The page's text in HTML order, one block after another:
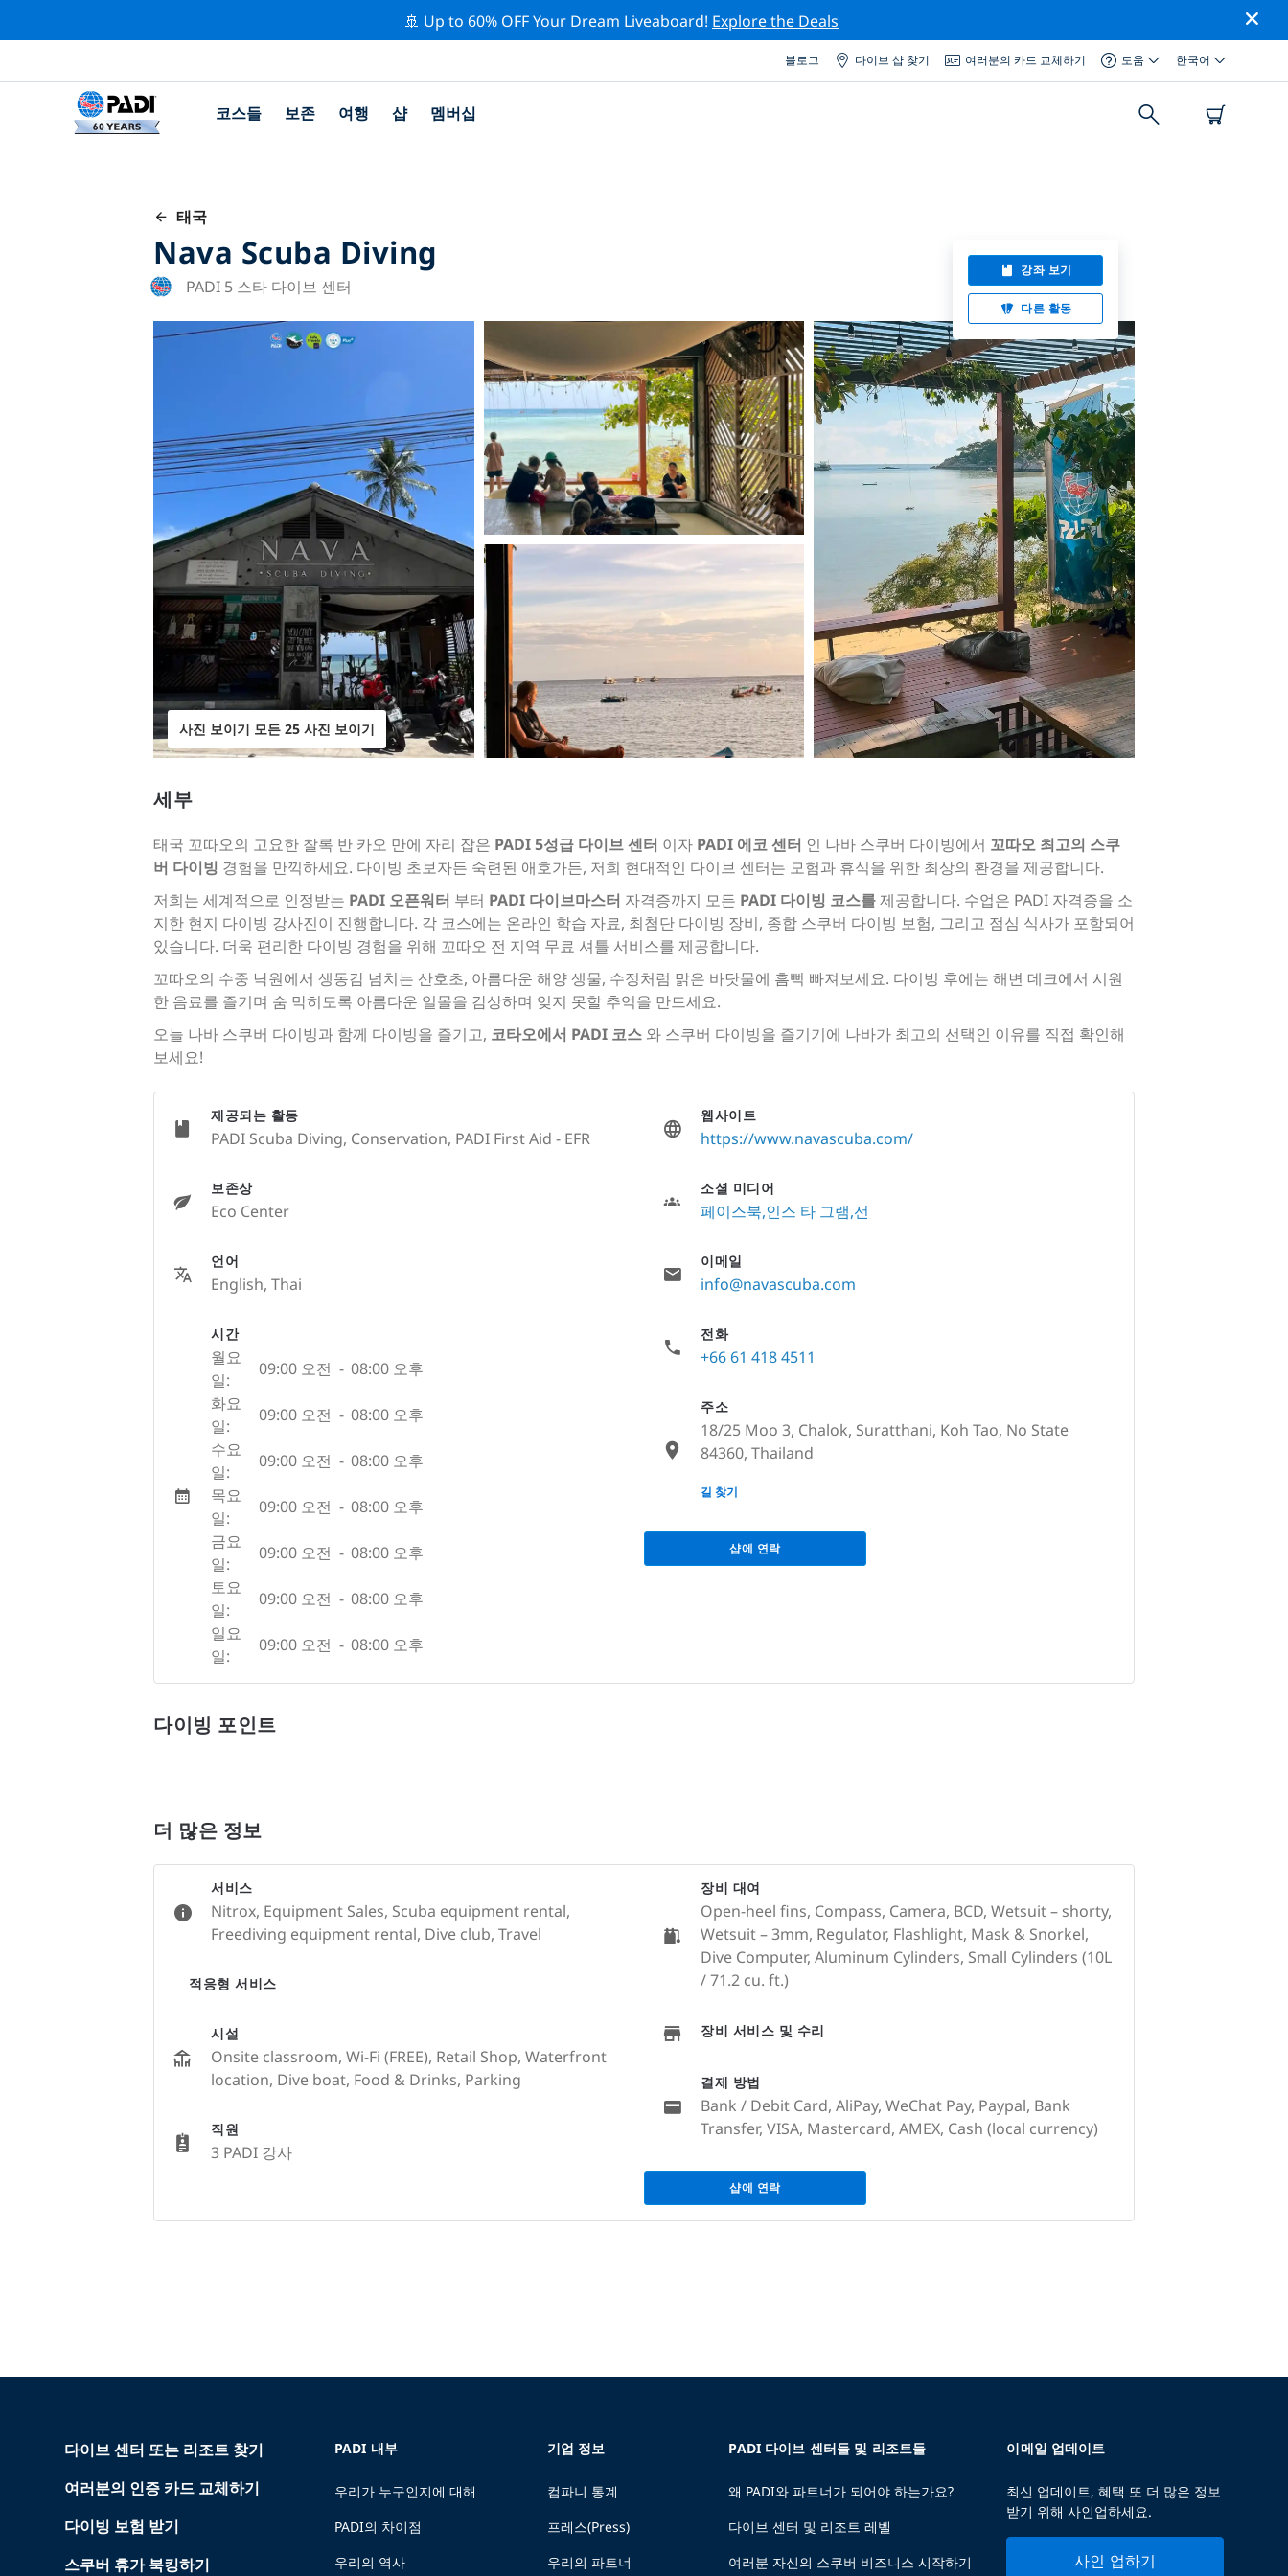
🚢 Up to 60% OFF Your Dream Liveaboard! Explore the Deals
블로그 다이브 샵 찾기 여러분의 카드 교체하기 도움 한국어
코스들 보존 여행 샵 멤버십
태국
Nava Scuba Diving
PADI 5 스타 다이브 센터
강좌 보기
다른 활동
사진 보이기 모든 25 사진 보이기
세부
태국 꼬따오의 고요한 찰록 반 카오 만에 자리 잡은 PADI 5성급 다이브 센터 이자 PADI 에코 센터 인 나바 스쿠버 다이빙에서 꼬따오 최고의 스쿠
버 다이빙 경험을 만끽하세요. 다이빙 초보자든 숙련된 애호가든, 저희 현대적인 다이브 센터는 모험과 휴식을 위한 최상의 환경을 제공합니다.
저희는 세계적으로 인정받는 PADI 오픈워터 부터 PADI 다이브마스터 자격증까지 모든 PADI 다이빙 코스를제공합니다. 수업은 PADI 자격증을 소
지한 현지 다이빙 강사진이 진행합니다. 각 코스에는 온라인 학습 자료, 최첨단 다이빙 장비, 종합 스쿠버 다이빙 보험, 그리고 점심 식사가 포함되어
있습니다. 더욱 편리한 다이빙 경험을 위해 꼬따오 전 지역 무료 셔틀 서비스를 제공합니다.
꼬따오의 수중 낙원에서 생동감 넘치는 산호초, 아름다운 해양 생물, 수정처럼 맑은 바닷물에 흠뻑 빠져보세요. 다이빙 후에는 해변 데크에서 시원
한 음료를 즐기며 숨 막히도록 아름다운 일몰을 감상하며 잊지 못할 추억을 만드세요.
오늘 나바 스쿠버 다이빙과 함께 다이빙을 즐기고, 코타오에서 PADI 코스 와 스쿠버 다이빙을 즐기기에 나바가 최고의 선택인 이유를 직접 확인해
보세요!
제공되는 활동
PADI Scuba Diving, Conservation, PADI First Aid - EFR
보존상
Eco Center
언어
English, Thai
시간
월요
일:
09:00 오전 - 08:00 오후
화요
일:
09:00 오전 - 08:00 오후
수요
일:
09:00 오전 - 08:00 오후
목요
일:
09:00 오전 - 08:00 오후
금요
일:
09:00 오전 - 08:00 오후
토요
일:
09:00 오전 - 08:00 오후
일요
일:
09:00 오전 - 08:00 오후
웹사이트
https://www.navascuba.com/
소셜 미디어
페이스북 인스 타 그램 선
이메일
info@navascuba.com
전화
+66 61 418 4511
주소
18/25 Moo 3, Chalok, Suratthani, Koh Tao, No State
84360, Thailand
None
길 찾기
샵에 연락
다이빙 포인트
더 많은 정보
서비스
Nitrox, Equipment Sales, Scuba equipment rental,
Freediving equipment rental, Dive club, Travel
적응형 서비스
시설
Onsite classroom, Wi-Fi (FREE), Retail Shop, Waterfront
location, Dive boat, Food & Drinks, Parking
직원
3 PADI 강사
장비 대여
Open-heel fins, Compass, Camera, BCD, Wetsuit – shorty,
Wetsuit – 3mm, Regulator, Flashlight, Mask & Snorkel,
Dive Computer, Aluminum Cylinders, Small Cylinders (10L
/ 71.2 cu. ft.)
장비 서비스 및 수리
결제 방법
Bank / Debit Card, AliPay, WeChat Pay, Paypal, Bank
Transfer, VISA, Mastercard, AMEX, Cash (local currency)
샵에 연락
다이브 센터 또는 리조트 찾기
여러분의 인증 카드 교체하기
다이빙 보험 받기
스쿠버 휴가 북킹하기
PADI 내부
우리가 누구인지에 대해
PADI의 차이점
우리의 역사
기업 정보
컴파니 통계
프레스(Press)
우리의 파트너
PADI 다이브 센터들 및 리조트들
왜 PADI와 파트너가 되어야 하는가요?
다이브 센터 및 리조트 레벨
여러분 자신의 스쿠버 비즈니스 시작하기
이메일 업데이트
최신 업데이트, 혜택 또 더 많은 정보
받기 위해 사인업하세요.
사인 업하기